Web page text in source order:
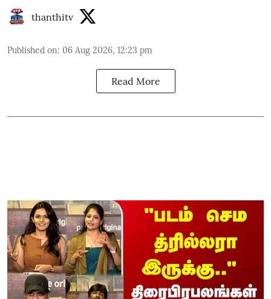
thanthitv
Published on: 06 Aug 2026, 12:23 pm
Read More